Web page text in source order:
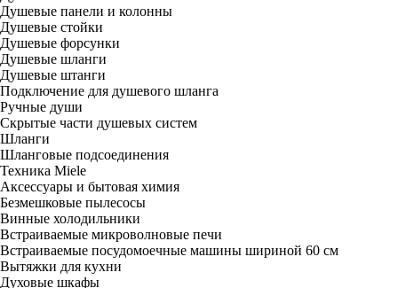
Душевые панели и колонны
Душевые стойки
Душевые форсунки
Душевые шланги
Душевые штанги
Подключение для душевого шланга
Ручные души
Скрытые части душевых систем
Шланги
Шланговые подсоединения
Техника Miele
Аксессуары и бытовая химия
Безмешковые пылесосы
Винные холодильники
Встраиваемые микроволновые печи
Встраиваемые посудомоечные машины шириной 60 см
Вытяжки для кухни
Духовые шкафы